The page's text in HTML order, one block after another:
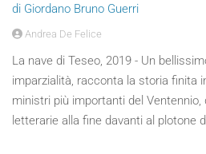
di Giordano Bruno Guerri
Andrea De Felice
La nave di Teseo, 2019 - Un
imparzialità, racconta la storia finita
ministri più importanti del Ventennio,
letterarie alla fine davanti al plotone